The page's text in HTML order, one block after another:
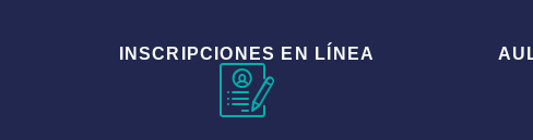
INSCRIPCIONES EN LÍNEA